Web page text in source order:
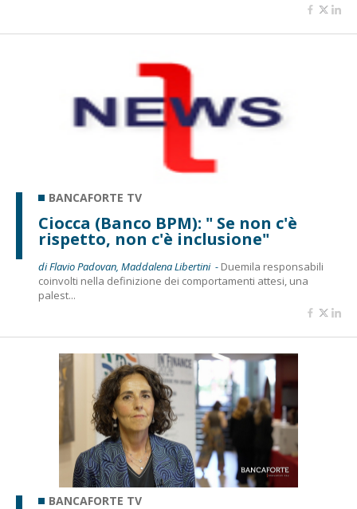
BANCAFORTE TV
Ciocca (Banco BPM): " Se non c'è
rispetto, non c'è inclusione"
di Flavio Padovan, Maddalena Libertini - Duemila responsabili
coinvolti nella definizione dei comportamenti attesi, una
palest...
BANCAFORTE TV